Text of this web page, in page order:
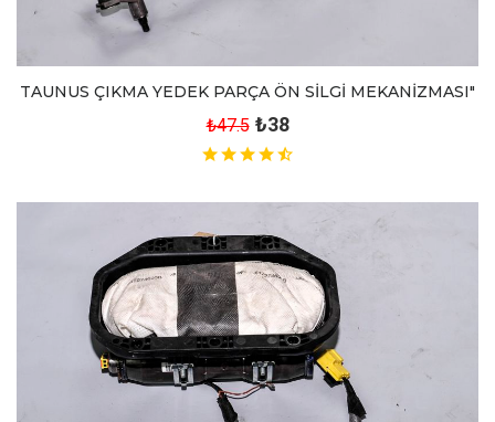
TAUNUS ÇIKMA YEDEK PARÇA ÖN SİLGİ MEKANİZMASI"
₺47.5 ₺38